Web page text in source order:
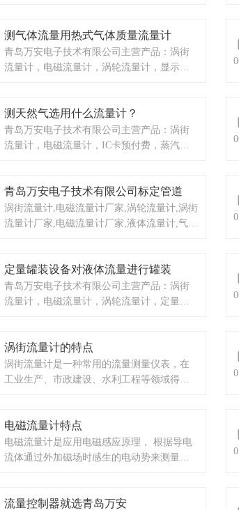
为沿管壁环状节流。
测气体流量用热式气体质量流量计
青岛万安电子技术有限公司主营产品：涡街
流量计，电磁流量计，涡轮流量计，显示仪
化项目。
测天然气选用什么流量计？
青岛万安电子技术有限公司主营产品：涡街
流量计，电磁流量计，IC卡预付费，蒸汽预
计，显示仪表，热量表，差压式仪表，分析
仪器，水质监测设备，压力仪表等，以及承
接电气自动化项目。
青岛万安电子技术有限公司标定管道
涡街流量计,电磁流量计厂家,涡轮流量计,涡街
流量计厂家,电磁流量计厂家,液体流量计,气体
定量罐装设备对液体流量进行罐装
青岛万安电子技术有限公司主营产品：涡街
流量计，电磁流量计，涡轮流量计，定量罐
费，显示仪表，热量表，差压式仪表，分析
仪器，水质监测设备，压力仪表等，以及承
接电气自动化项目。
涡街流量计的特点
涡街流量计是一种常用的流量测量仪表，在
工业生产、市政建设、水利工程等领域得到
电磁流量计特点
电磁流量计是应用电磁感应原理， 根据导电
流体通过外加磁场时感生的电动势来测量导
流量控制器就选青岛万安